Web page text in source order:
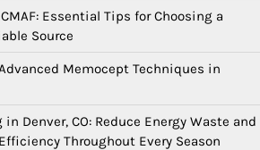
Essential Tips for Choosing a
Source
Memocept Techniques in
Denver, CO: Reduce Energy Waste and
Throughout Every Season